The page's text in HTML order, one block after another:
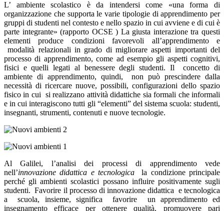
L’ ambiente scolastico è da intendersi come «una forma di
organizzazione che supporta le varie tipologie di apprendimento per
gruppi di studenti nel contesto e nello spazio in cui avviene e di cui è
parte integrante» (rapporto OCSE ) La giusta interazione tra questi
elementi produce condizioni favorevoli all’apprendimento e
modalità relazionali in grado di migliorare aspetti importanti del
processo di apprendimento, come ad esempio gli aspetti cognitivi,
fisici e quelli legati al benessere degli studenti. Il concetto di
ambiente di apprendimento, quindi, non può prescindere dalla
necessità di ricercare nuove, possibili, configurazioni dello spazio
fisico in cui si realizzano attività didattiche sia formali che informali
e in cui interagiscono tutti gli “elementi” del sistema scuola: studenti,
insegnanti, strumenti, contenuti e nuove tecnologie.
Al Galilei, l’analisi dei processi di apprendimento vede
nell’innovazione didattica e tecnologicala condizione principale
perché gli ambienti scolastici possano influire positivamente sugli
studenti. Favorire il processo di innovazione didattica e tecnologica
a scuola, insieme, significa favorire un apprendimento ed
insegnamento efficace per ottenere qualità, promuovere pari